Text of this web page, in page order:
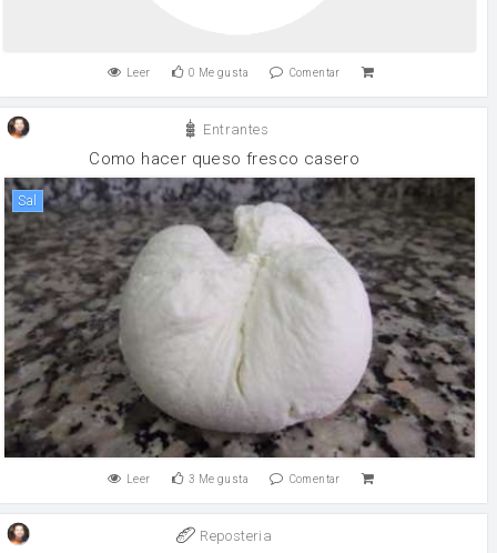
Leer 0 Me gusta Comentar
Entrantes
Como hacer queso fresco casero
sal
Leer 3 Me gusta Comentar
Reposteria